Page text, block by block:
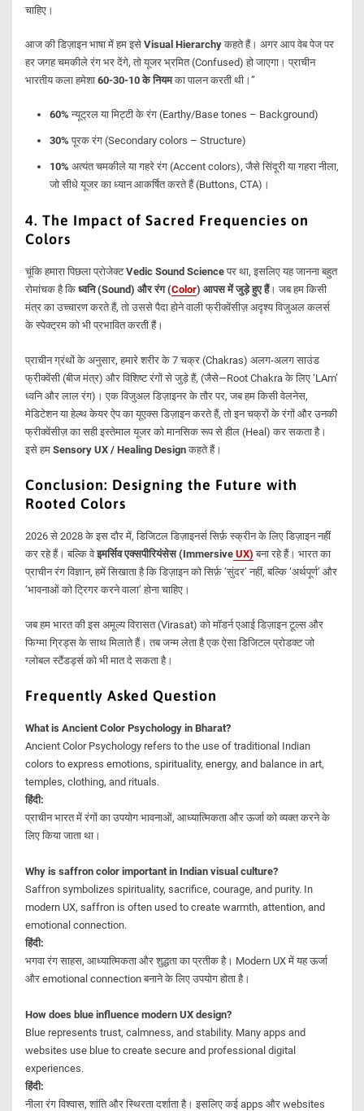
चाहिए।
आज की डिज़ाइन भाषा में हम इसेVisual Hierarchy कहते हैं। अगर आप वेब पेज पर
हर जगह चमकीले रंग भर देंगे, तो यूजर भ्रमित (Confused) हो जाएगा। प्राचीन
भारतीय कला हमेशा60-30-10 के नियमका पालन करती थी।”
60% न्यूट्रल या मिट्टी के रंग (Earthy/Base tones – Background)
30% पूरक रंग (Secondary colors – Structure)
10% अत्यंत चमकीले या गहरे रंग (Accent colors), जैसे सिंदूरी या गहरा नीला,
जो सीधे यूजर का ध्यान आकर्षित करते हैं (Buttons, CTA)।
4. The Impact of Sacred Frequencies on
Colors
चूंकि हमारा पिछला प्रोजेक्टVedic Sound Science पर था, इसलिए यह जानना बहुत
रोमांचक है किध्वनि (Sound) और रंग (Color) आपस में जुड़े हुए हैं। जब हम किसी
मंत्र का उच्चारण करते हैं, तो उससे पैदा होने वाली फ्रीक्वेंसीज़ अदृश्य विजुअल कलर्स
के स्पेक्ट्रम को भी प्रभावित करती हैं।
प्राचीन ग्रंथों के अनुसार, हमारे शरीर के 7 चक्र (Chakras) अलग-अलग साउंड
फ्रीक्वेंसी (बीज मंत्र) और विशिष्ट रंगों से जुड़े हैं, (जैसे—Root Chakra के लिए ‘LAm’
ध्वनि और लाल रंग)। एक विजुअल डिज़ाइनर के तौर पर, जब हम किसी वेलनेस,
मेडिटेशन या हेल्थ केयर ऐप का यूएक्स डिज़ाइन करते हैं, तो इन चक्रों के रंगों और उनकी
फ्रीक्वेंसीज़ का सही इस्तेमाल यूजर को मानसिक रूप से हील (Heal) कर सकता है।
इसे हमSensory UX / Healing Design कहते हैं।
Conclusion: Designing the Future with
Rooted Colors
2026 से 2028 के इस दौर में, डिजिटल डिज़ाइनर्स सिर्फ़ स्क्रीन के लिए डिज़ाइन नहीं
कर रहे हैं। बल्कि वेइमर्सिव एक्सपीरियंसेस (Immersive UX) बना रहे हैं। भारत का
प्राचीन रंग विज्ञान, हमें सिखाता है कि डिज़ाइन को सिर्फ़ ‘सुंदर’ नहीं, बल्कि ‘अर्थपूर्ण’ और
‘भावनाओं को ट्रिगर करने वाला’ होना चाहिए।
जब हम भारत की इस अमूल्य विरासत (Virasat) को मॉडर्न एआई डिज़ाइन टूल्स और
फिग्मा ग्रिड्स के साथ मिलाते हैं। तब जन्म लेता है एक ऐसा डिजिटल प्रोडक्ट जो
ग्लोबल स्टैंडर्ड्स को भी मात दे सकता है।
Frequently Asked Question
What is Ancient Color Psychology in Bharat?
Ancient Color Psychology refers to the use of traditional Indian
colors to express emotions, spirituality, energy, and balance in art,
temples, clothing, and rituals.
हिंदी:
प्राचीन भारत में रंगों का उपयोग भावनाओं, आध्यात्मिकता और ऊर्जा को व्यक्त करने के
लिए किया जाता था।
Why is saffron color important in Indian visual culture?
Saffron symbolizes spirituality, sacrifice, courage, and purity. In
modern UX, saffron is often used to create warmth, attention, and
emotional connection.
हिंदी:
भगवा रंग साहस, आध्यात्मिकता और शुद्धता का प्रतीक है। Modern UX में यह ऊर्जा
और emotional connection बनाने के लिए उपयोग होता है।
How does blue influence modern UX design?
Blue represents trust, calmness, and stability. Many apps and
websites use blue to create secure and professional digital
experiences.
हिंदी:
नीला रंग विश्वास, शांति और स्थिरता दर्शाता है। इसलिए कई apps और websites